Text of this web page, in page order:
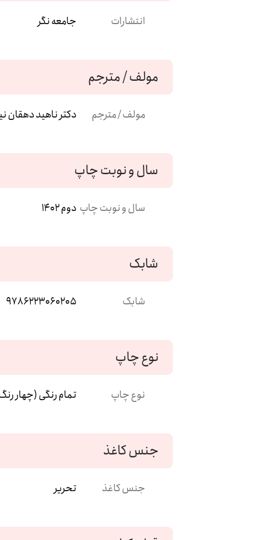
انتشارات جامعه نگر
مولف / مترجم
مولف / مترجم دکتر ناهید دهقان
سال و نوبت چاپ
سال و نوبت چاپ دوم 1402
شابک
شابک 9786223060205
نوع چاپ
نوع چاپ تمام رنگی (چهار
جنس کاغذ
جنس کاغذ تحریر